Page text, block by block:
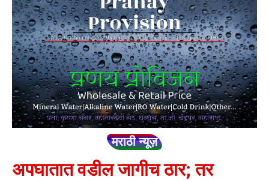
मराठी न्यूज़
अपघातात वडील जागीच ठार; तर